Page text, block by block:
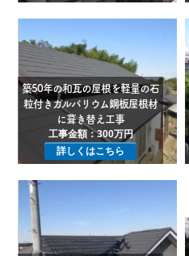
築50年の和瓦の屋根を軽量の石
粒付きガルバリウム鋼板屋根材
に葺き替え工事
工事金額：300万円
詳しくはこちら